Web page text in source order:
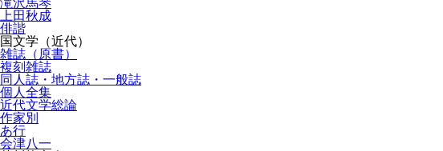
滝沢馬琴
上田秋成
俳諧
国文学（近代）
雑誌（原書）
複刻雑誌
同人誌・地方誌・一般誌
個人全集
近代文学総論
作家別
あ行
会津八一